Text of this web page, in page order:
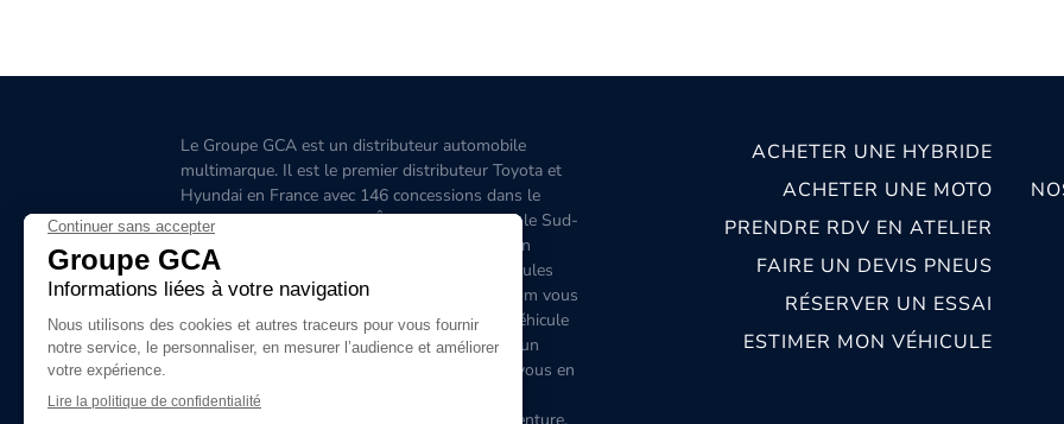
Le Groupe GCA est un distributeur automobile
multimarque. Il est le premier distributeur Toyota et
Hyundai en France avec 146 concessions dans le
Grand-Ouest, l’Aquitaine, l'Île-de-France, l'Est, le Sud-
Ouest, le Sud-Est, la Corse et 6 concessions en
Belgique. C'est le premier distributeur de véhicules
hybrides en France. Le site www.groupegca.com vous
permet de trouver facilement votre prochain véhicule
d'occasion. Le réseau Groupe GCA c'est aussi un
service après-vente de qualité, prenez rendez-vous en
ligne.
Le Groupe GCA recrute, lancez-vous dans l'aventure,
ACHETER UNE HYBRIDE
ACHETER UNE MOTO
PRENDRE RDV EN ATELIER
FAIRE UN DEVIS PNEUS
RÉSERVER UN ESSAI
ESTIMER MON VÉHICULE